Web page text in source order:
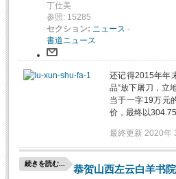
丁仕美
参照: 15285
セクション: ニュース -
書道ニュース
还记得2015年年
品“放下屠刀，立
当于一字19万元
价，最终以304.75
最終更新 2020年
続きを読む... 恭贺山西左云白羊书